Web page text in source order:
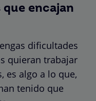
encajan
dificultades
quieran trabajar
es algo a lo que,
tenido que